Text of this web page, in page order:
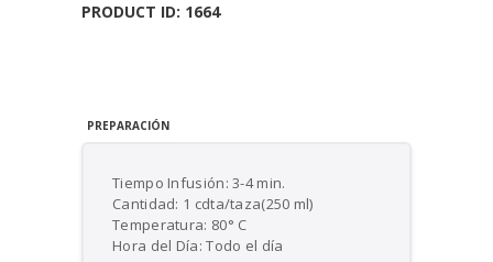
PRODUCT ID: 1664
PREPARACIÓN
Tiempo Infusión: 3-4 min.
Cantidad: 1 cdta/taza(250 ml)
Temperatura: 80° C
Hora del Día: Todo el día